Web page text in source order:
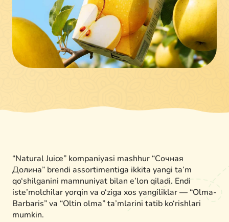
“Natural Juice” kompaniyasi mashhur “Сочная
Долина” brendi assortimentiga ikkita yangi ta’m
qo‘shilganini mamnuniyat bilan e’lon qiladi. Endi
iste’molchilar yorqin va o‘ziga xos yangiliklar — “Olma-
Barbaris” va “Oltin olma” ta’mlarini tatib ko‘rishlari
mumkin.